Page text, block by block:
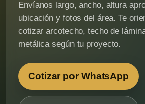
Envíanos largo, ancho, altura
ubicación y fotos del área. Te
cotizar arcotecho, techo de
metálica según tu proyecto.
Cotizar por WhatsApp